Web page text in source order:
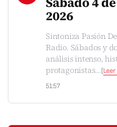
2026
Sintoniza Pasión
Radio. Sábados y
análisis intenso,
protagonistas...[Leer
51:57